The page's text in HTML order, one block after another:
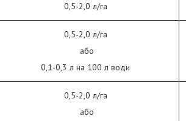
0,5-2,0 л/га
0,5-2,0 л/га
або
0,1-0,3 л на 100 л води
0,5-2,0 л/га
або